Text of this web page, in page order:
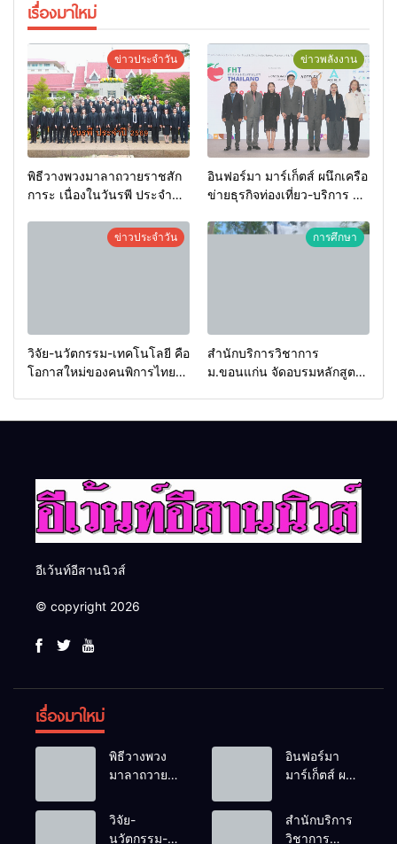
เรื่องมาใหม่
ข่าวประจำวัน
พิธีวางพวงมาลาถวายราชสัก
การะ เนื่องในวันรพี ประจำปี
วันรพี เพื่อเชื่อมความสัมพันธ์
อันดีของหน่วยงานใน
ข่าวพลังงาน
อินฟอร์มา มาร์เก็ตส์ ผนึกเครือ
ข่ายธุรกิจท่องเที่ยว-บริการ จัด
2026 เชื่อม 4 งานใหญ่ สร้าง
โอกาสธุรกิจครบวงจร ด้วย
ข่าวประจำวัน
วิจัย-นวัตกรรม-เทคโนโลยี คือ
โอกาสใหม่ของคนพิการไทย
การศึกษา
สำนักบริการวิชาการ
ม.ขอนแก่น จัดอบรมหลักสูตร
อีเว้นท์อีสานนิวส์
© copyright 2026
เรื่องมาใหม่
พิธีวางพวง
มาลาถวาย
เนื่องในวันรพี
ประจำปี
อินฟอร์มา
มาร์เก็ตส์ ผนึก
ธุรกิจท่อง
เที่ยว-บริการ
วิจัย-
นวัตกรรม-
สำนักบริการ
วิชาการ